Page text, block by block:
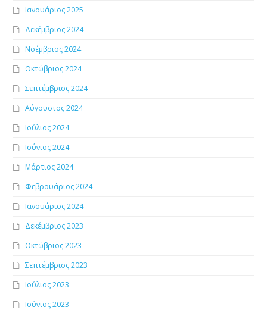
Ιανουάριος 2025
Δεκέμβριος 2024
Νοέμβριος 2024
Οκτώβριος 2024
Σεπτέμβριος 2024
Αύγουστος 2024
Ιούλιος 2024
Ιούνιος 2024
Μάρτιος 2024
Φεβρουάριος 2024
Ιανουάριος 2024
Δεκέμβριος 2023
Οκτώβριος 2023
Σεπτέμβριος 2023
Ιούλιος 2023
Ιούνιος 2023